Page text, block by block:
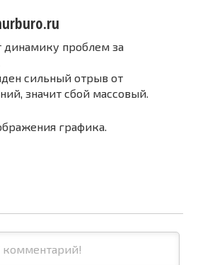
динамику проблем за
сильный отрыв от
значит сбой массовый.
графика.